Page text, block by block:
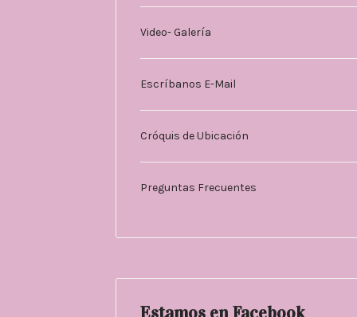
Video- Galería
Escríbanos E-Mail
Cróquis de Ubicación
Preguntas Frecuentes
Estamos en Facebook